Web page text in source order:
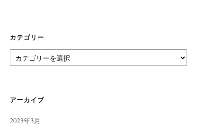
カテゴリー
テ
ー
アーカイブ
2023年3月